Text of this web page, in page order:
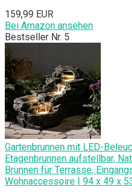
159,99 EUR
Bei Amazon ansehen
Bestseller Nr. 5
Gartenbrunnen mit LED-
Etagenbrunnen aufstellbar,
Brunnen für Terrasse,
Wohnaccessoire | 94 x 49 x